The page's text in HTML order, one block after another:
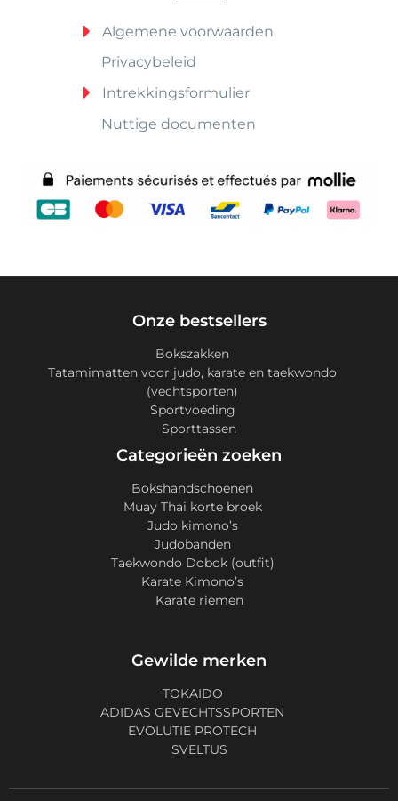
Algemene voorwaarden
Privacybeleid
Intrekkingsformulier
Nuttige documenten
Onze bestsellers
Bokszakken
Tatamimatten voor judo, karate en taekwondo
(vechtsporten)
Sportvoeding
Sporttassen
Categorieën zoeken
Bokshandschoenen
Muay Thai korte broek
Judo kimono’s
Judobanden
Taekwondo Dobok (outfit)
Karate Kimono’s
Karate riemen
Gewilde merken
TOKAIDO
ADIDAS GEVECHTSSPORTEN
EVOLUTIE PROTECH
SVELTUS